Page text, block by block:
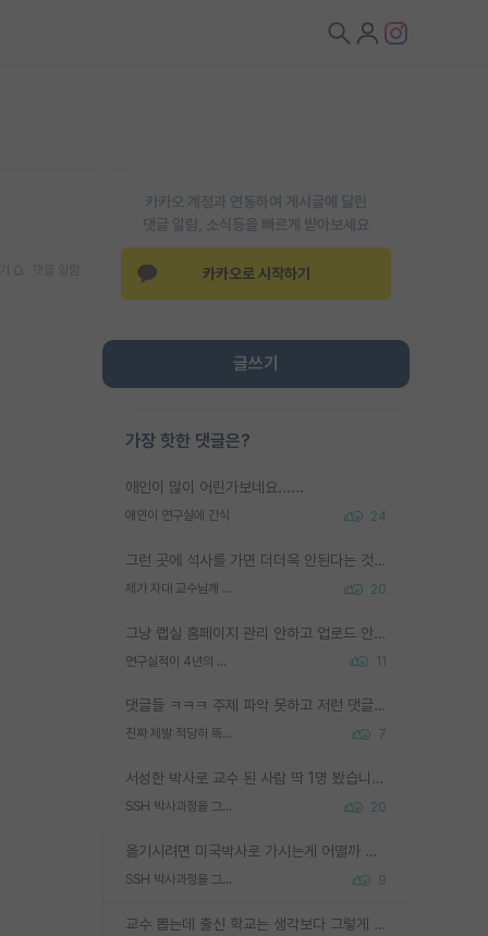
카카오 계정과 연동하여 게시글에 달린
댓글 알람, 소식등을 빠르게 받아보세요
카카오로 시작하기
글쓰기
가장 핫한 댓글은?
애인이 많이 어린가보네요......
애인이 연구실에 간식 24
그런 곳에 석사를 가면 더더욱 안된다는 것을 깨달으시면 된겁니다!
제가 자대 교수님께 무례하게 행동한 걸까요? 20
그냥 랩실 홈페이지 관리 안하고 업로드 안한거 아님?
연구실적이 4년의 공백이 있는거 어떻게 생각하냐 11
댓글들 ㅋㅋㅋ 주제 파악 못하고 저런 댓글들을 쓰네. 조직에 인간이 얼마나 중요한데 걱정될 수도 있지 ㅋㅋ 본인들은 퍽이나 잘하나봐 ? 현실은 남들한테 욕 안 먹는 1인분만 하는 것도 힘들텐데 ?
진짜 제발 적당히 똑똑한 박사과정이라도 위에 있었으면.. 7
서성한 박사로 교수 된 사람 딱 1명 봤습니다. 근데 지방대 박사로 교수된 거는 기적이 일어나야되요. 서성한 학부부터여도 빡센게 교수임용일텐데 지방대박사로 무슨 교수가 되나요...... 중소기업/중견기업 팀장급/연구소장급이나 될거 같네요.
SSH 박사과정을 그만두고 지방대 박사로 옮기면 교수의 꿈은 끝일까요? 20
옮기시려면 미국박사로 가시는게 어떨까 싶네요. 교수가 꿈이면 미국박사 하고 미국교수 까지 같이 노리시는게 기회가 많지 않을까요?
SSH 박사과정을 그만두고 지방대 박사로 옮기면 교수의 꿈은 끝일까요? 9
교수 뽑는데 출신 학교는 생각보다 그렇게 안 봄. 앞으로는 더 안 보게 될거임. 박사는 어디서 진행해도 됨. 단, 제대로 쌓고 좋은 실적 만들 수 있다면. 그런데 지방대는 그럴 가능성이 지극히 낮음. 나만 열심히 잘 하면 된다? 인간은 주변 환경에 지배되는 나약한 존재임. 주변의 지방대 대학원생과 섞이고 지방 특유의 여유로움 또는 나쁘게 얘기해서 나태함에 젖어 살다보면 교수의 꿈 자체를 잊어버리게 될 가능성도 있음. 주변 환경이 70~80%임.